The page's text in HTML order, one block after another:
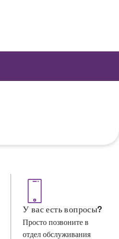
У вас есть вопросы?
Просто позвоните в
отдел обслуживания